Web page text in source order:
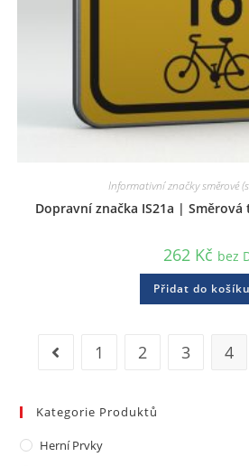
Informativní značky směrové
Dopravní značka IS21a |
262 Kč bez
Přidat do košíku
1 2 3 4
Kategorie Produktů
Herní Prvky